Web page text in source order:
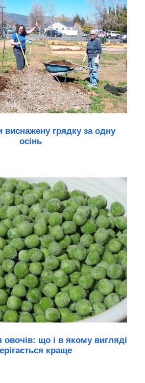
виснажену грядку за одну
осінь
що і в якому вигляді
краще